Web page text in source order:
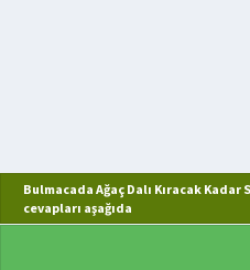
Bulmacada Ağaç Dalı Kıracak
cevapları aşağıda